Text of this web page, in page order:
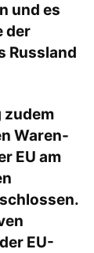
und es
der
Russland
zudem
Waren-
EU am
EU-